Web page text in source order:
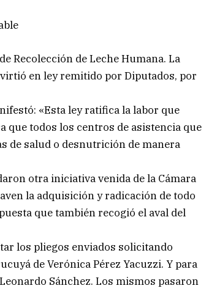
Recolección de Leche Humana. La
en ley remitido por Diputados, por
«Esta ley ratifica la labor que
que todos los centros de asistencia que
de salud o desnutrición de manera
otra iniciativa venida de la Cámara
la adquisición y radicación de todo
que también recogió el aval del
los pliegos enviados solicitando
de Verónica Pérez Yacuzzi. Y para
Sánchez. Los mismos pasaron